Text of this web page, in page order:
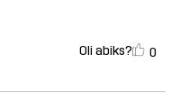
Oli abiks? 0